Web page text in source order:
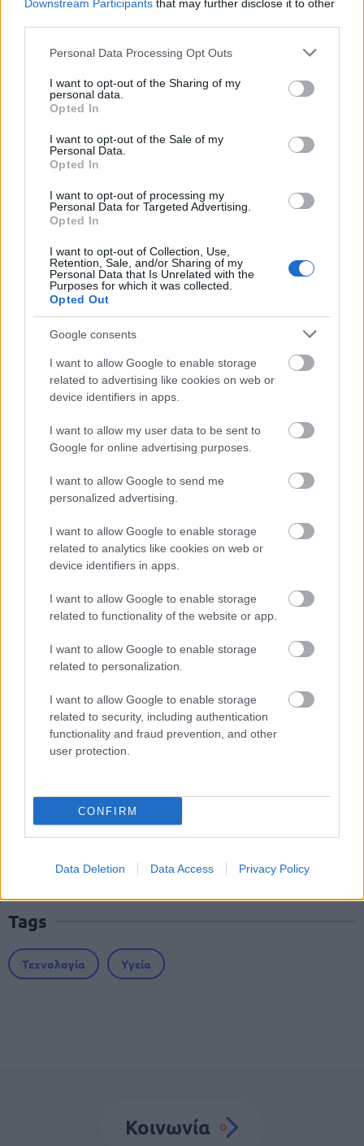
Downstream Participants that may further disclose it to other
Please note that this website/app uses one or more Google
not limited to your visit or usage behaviour. You may click to
grant or deny consent to Google and its third-party tags to
use your data for below specified purposes in below Google
consent section.
Personal Data Processing Opt Outs
I want to opt-out of the Sharing of my
personal data.
Opted In
I want to opt-out of the Sale of my
Personal Data.
Opted In
I want to opt-out of processing my
Personal Data for Targeted Advertising.
Opted In
I want to opt-out of Collection, Use,
Retention, Sale, and/or Sharing of my
Personal Data that Is Unrelated with the
Purposes for which it was collected.
Opted Out
Google consents
I want to allow Google to enable storage
related to advertising like cookies on web or
device identifiers in apps.
I want to allow my user data to be sent to
Google for online advertising purposes.
I want to allow Google to send me
personalized advertising.
I want to allow Google to enable storage
related to analytics like cookies on web or
device identifiers in apps.
I want to allow Google to enable storage
related to functionality of the website or app.
I want to allow Google to enable storage
related to personalization.
I want to allow Google to enable storage
related to security, including authentication
functionality and fraud prevention, and other
user protection.
CONFIRM
Data Deletion Data Access Privacy Policy
μόνο 2 ημέρες στα χέρια σας
Πιστοποίηση Υπολογιστών σε 2
μέρες
Μάθε πρώτος όλες τις σημαντικές
ειδήσεις.
Βάλε το proson.gr στα αποτελέσματα
αναζήτησης της Google
Δημοφιλείς Ειδήσεις
Προσωπικός Βοηθός: Ανοίγουν οι
αλλάζει στο πρόγραμμα
Σωφρονιστικά καταστήματα: 416
αίτηση
ΕΟΠΥΥ: Επίδομα έως 150 ευρώ – Ποιοι
ασφαλισμένοι το δικαιούνται
Προσλήψεις σε σχολεία: 1.116 θέσεις
εργασίας με απολυτήριο γυμνασίου
Tags
Τεχνολογία Υγεία
Κοινωνία